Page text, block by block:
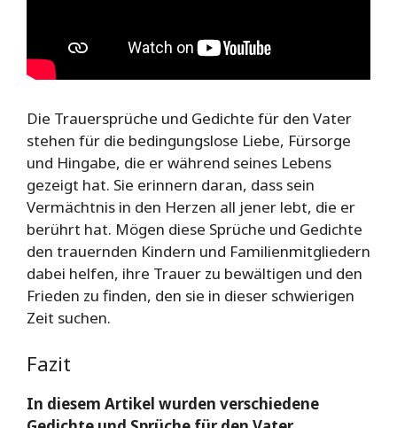
Die Trauersprüche und Gedichte für den Vater
stehen für die bedingungslose Liebe, Fürsorge
und Hingabe, die er während seines Lebens
gezeigt hat. Sie erinnern daran, dass sein
Vermächtnis in den Herzen all jener lebt, die er
berührt hat. Mögen diese Sprüche und Gedichte
den trauernden Kindern und Familienmitgliedern
dabei helfen, ihre Trauer zu bewältigen und den
Frieden zu finden, den sie in dieser schwierigen
Zeit suchen.
Fazit
In diesem Artikel wurden verschiedene